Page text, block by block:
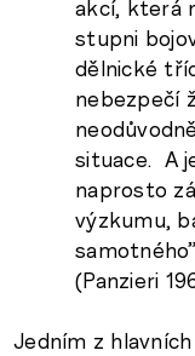
akcí, která
stupni
dělnické
nebezpečí
situace. A
naprosto
výzkumu,
samotného”.
(Panzieri
Jedním z